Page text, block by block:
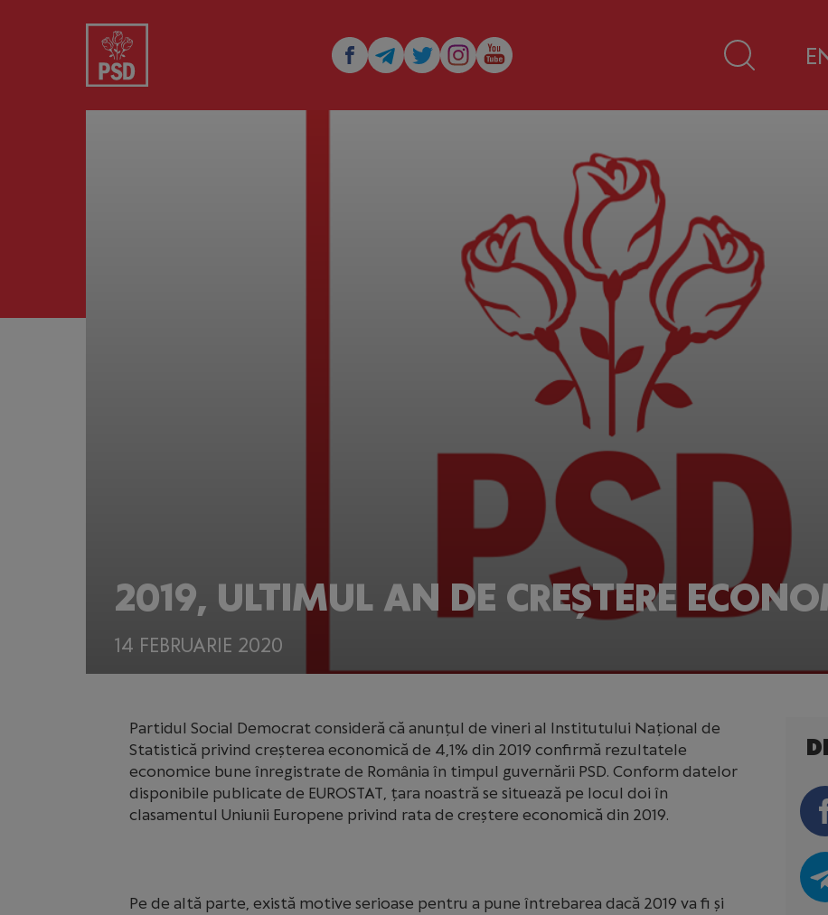
14 FEBRUARIE 2020
2019, ULTIMUL AN DE CREȘTERE
Partidul Social Democrat consideră că anunțul de vineri al Institutului Național de
Statistică privind creșterea economică de 4,1% din 2019 confirmă rezultatele
economice bune înregistrate de România în timpul guvernării PSD. Conform datelor
disponibile publicate de EUROSTAT, țara noastră se situează pe locul doi în
clasamentul Uniunii Europene privind rata de creștere economică din 2019.
Pe de altă parte, există motive serioase pentru a pune întrebarea dacă 2019 va fi și